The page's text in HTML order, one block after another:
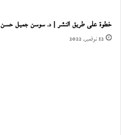
خطوة على طريق النشر | د. سوسن جميل حسن
12 نوفمبر، 2022